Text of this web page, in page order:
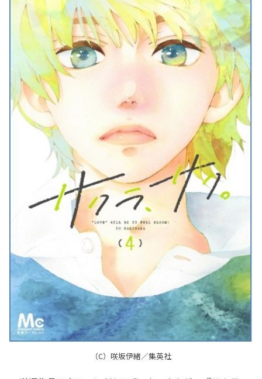
（C）咲坂伊緒／集英社